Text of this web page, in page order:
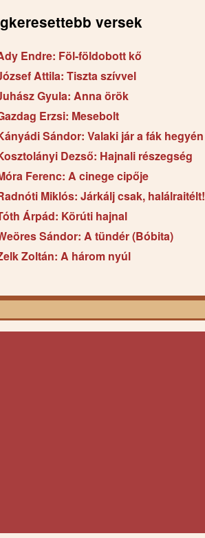
versek
Endre: Föl-földobott kő
Attila: Tiszta szívvel
Gyula: Anna örök
Erzsi: Mesebolt
Sándor: Valaki jár a fák hegyén
Dezső: Hajnali részegség
Ferenc: A cinege cipője
Miklós: Járkálj csak, halálraitélt!
Árpád: Körúti hajnal
Sándor: A tündér (Bóbita)
Zoltán: A három nyúl